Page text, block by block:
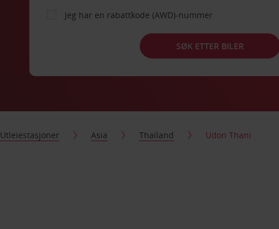
Jeg har en rabattkode (AWD)-nummer
SØK ETTER BILER
Utleiestasjoner Asia Thailand Udon Thani